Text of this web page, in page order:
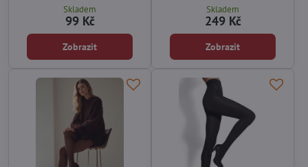
Skladem
99 Kč
Zobrazit
Skladem
249 Kč
Zobrazit